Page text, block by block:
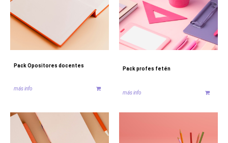
Pack Opositores docentes
más info
Pack profes fetén
más info